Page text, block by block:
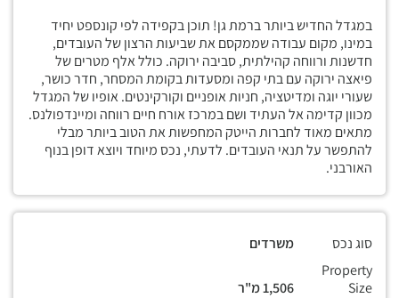
במגדל החדיש ביותר ברמת גן! תוכן בקפידה לפי קונספט יחיד
במינו, מקום עבודה שממקסם את שביעות הרצון של העובדים,
חדשנות ורווחה קהילתית, סביבה ירוקה. כולל אלף מטרים של
פיאצה ירוקה עם בתי קפה ומסעדות בקומת המסחר, חדר כושר,
שעורי יוגה ומדיטציה, חניות אופניים וקורקינטים. אופיו של המגדל
מכוון קדימה אל העתיד ושם במרכז אורח חיים רווחה ומיינדפולנס.
מתאים מאוד לחברות הייטק המחפשות את הטוב ביותר מבלי
להתפשר על תנאי העובדים. לדעתי, נכס מיוחד ויוצא דופן בנוף
האורבני.
סוג נכס
משרדים
Property
Size